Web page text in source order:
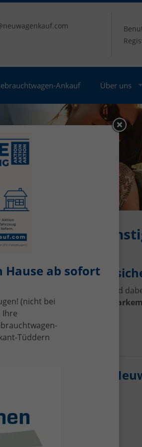
Ankauf Über uns
Neuwagen
zum Bestpreis
günstig kaufen
und
dein Wunschfahrzeug
mit
Custom EU-
Hause ab sofort
(nicht bei
Ihre
Tüddern